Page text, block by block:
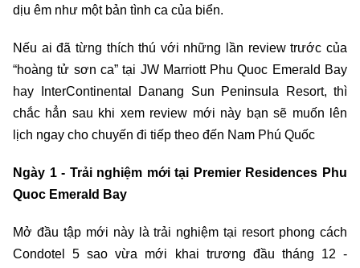
dịu êm như một bản tình ca của biển.
Nếu ai đã từng thích thú với những lần review trước của
“hoàng tử sơn ca” tại JW Marriott Phu Quoc Emerald Bay
hay InterContinental Danang Sun Peninsula Resort, thì
chắc hẳn sau khi xem review mới này bạn sẽ muốn lên
lịch ngay cho chuyến đi tiếp theo đến Nam Phú Quốc
Ngày 1 - Trải nghiệm mới tại Premier Residences Phu
Quoc Emerald Bay
Mở đầu tập mới này là trải nghiệm tại resort phong cách
Condotel 5 sao vừa mới khai trương đầu tháng 12 -